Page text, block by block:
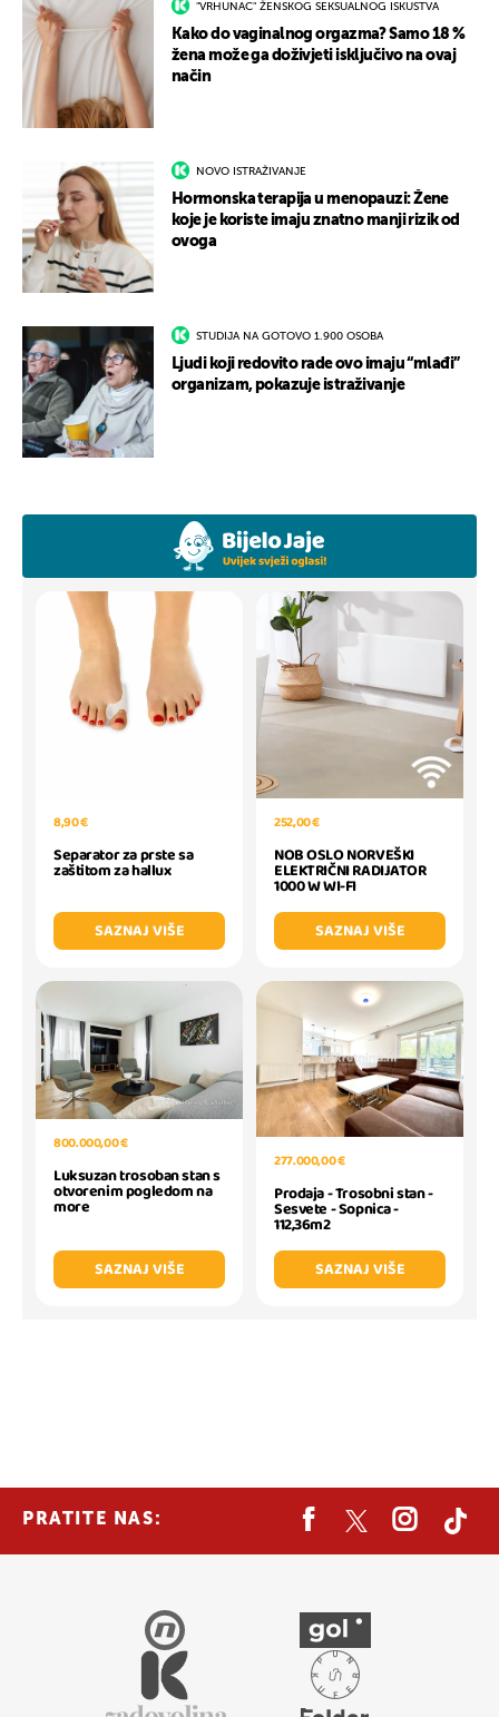
"VRHUNAC" ŽENSKOG SEKSUALNOG ISKUSTVA
Kako do vaginalnog orgazma? Samo 18 %
žena može ga doživjeti isključivo na ovaj
način
NOVO ISTRAŽIVANJE
Hormonska terapija u menopauzi: Žene
koje je koriste imaju znatno manji rizik od
ovoga
STUDIJA NA GOTOVO 1.900 OSOBA
Ljudi koji redovito rade ovo imaju “mlađi”
organizam, pokazuje istraživanje
8,90 €
Separator za prste sa
zaštitom za hallux
SAZNAJ VIŠE
252,00 €
NOB OSLO NORVEŠKI
ELEKTRIČNI RADIJATOR
1000 W WI-FI
SAZNAJ VIŠE
800.000,00 €
Luksuzan trosoban stan s
otvorenim pogledom na
more
SAZNAJ VIŠE
277.000,00 €
Prodaja - Trosobni stan -
Sesvete - Sopnica -
112,36m2
SAZNAJ VIŠE
PRATITE NAS: